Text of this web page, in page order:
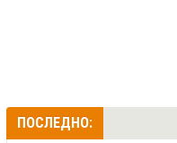
ПОСЛЕДНО: